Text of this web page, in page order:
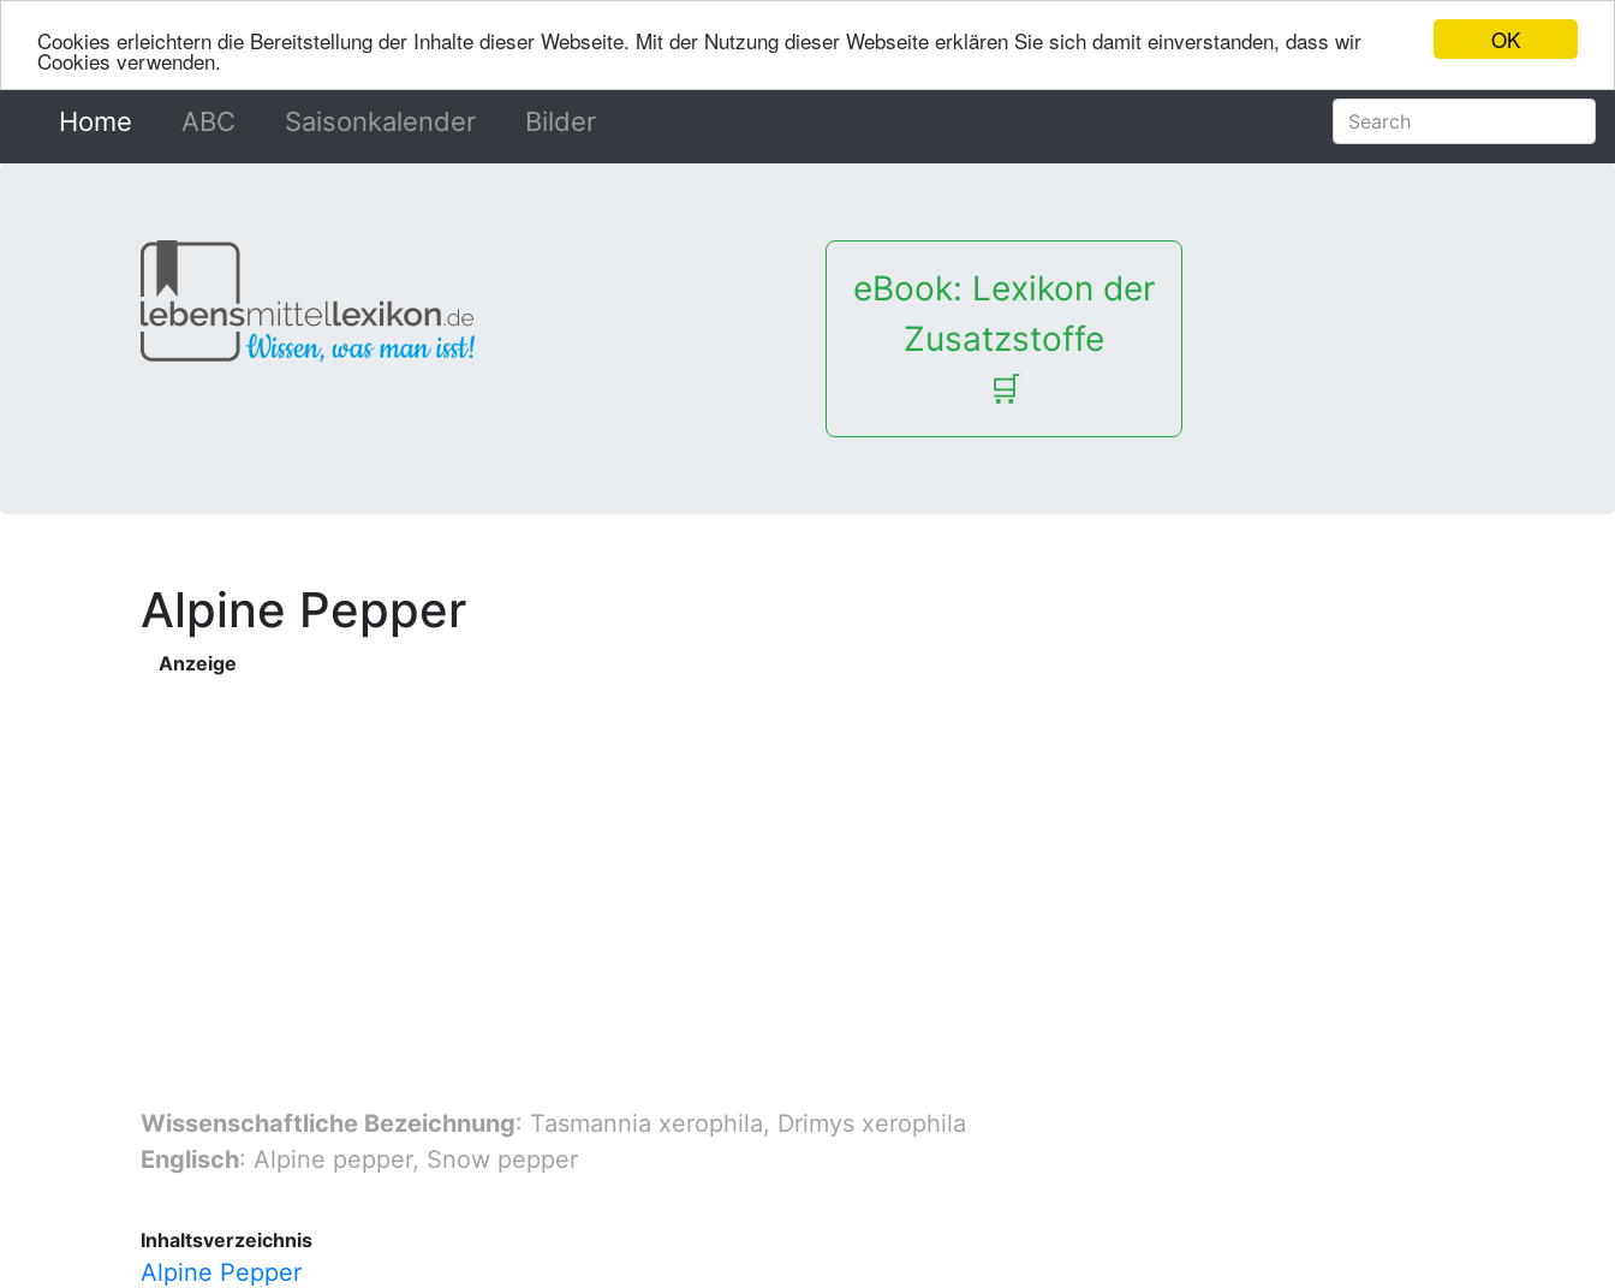
OK
Cookies erleichtern die Bereitstellung der Inhalte dieser Webseite. Mit der Nutzung dieser Webseite erklären Sie sich damit einverstanden, dass wir
Cookies verwenden.
Home (current)
ABC Saisonkalender Bilder
eBook: Lexikon der
Zusatzstoffe
🛒
Alpine Pepper
Anzeige
Wissenschaftliche Bezeichnung: Tasmannia xerophila, Drimys xerophila
Englisch: Alpine pepper, Snow pepper
Inhaltsverzeichnis
Alpine Pepper